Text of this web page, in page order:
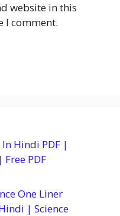
website in this
I comment.
Hindi PDF |
Free PDF
One Liner
| Science